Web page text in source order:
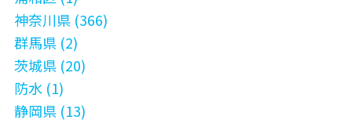
神奈川県 (366)
群馬県 (2)
茨城県 (20)
防水 (1)
静岡県 (13)